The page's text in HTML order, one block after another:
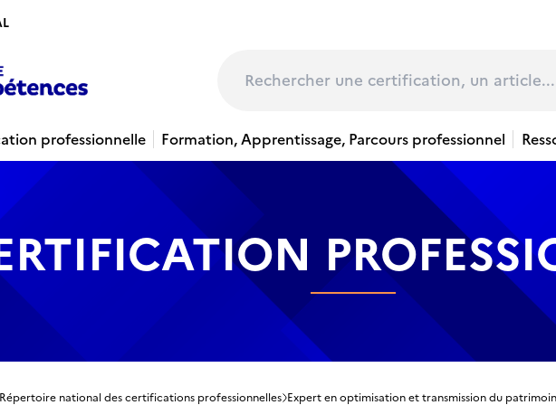
professionnelle Formation, Apprentissage, Parcours professionnel
Répertoire national des certifications professionnelles Expert en optimisation et transmission du